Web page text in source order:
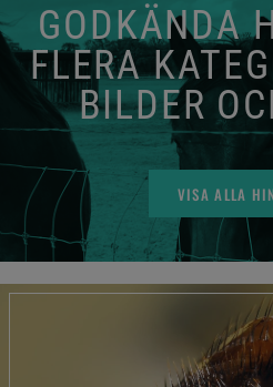
GODKÄNDA
FLERA
BILDER
VISA ALLA